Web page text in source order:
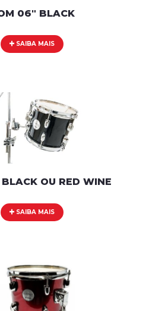
06" BLACK
SAIBA MAIS
OU RED WINE
SAIBA MAIS